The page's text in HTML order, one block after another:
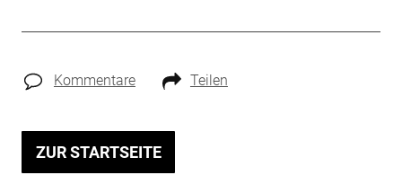
Kommentare Teilen
ZUR STARTSEITE